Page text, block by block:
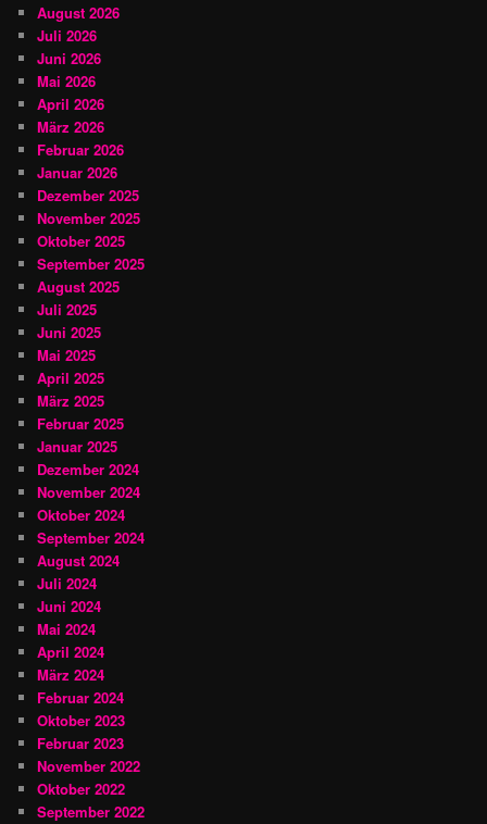
August 2026
Juli 2026
Juni 2026
Mai 2026
April 2026
März 2026
Februar 2026
Januar 2026
Dezember 2025
November 2025
Oktober 2025
September 2025
August 2025
Juli 2025
Juni 2025
Mai 2025
April 2025
März 2025
Februar 2025
Januar 2025
Dezember 2024
November 2024
Oktober 2024
September 2024
August 2024
Juli 2024
Juni 2024
Mai 2024
April 2024
März 2024
Februar 2024
Oktober 2023
Februar 2023
November 2022
Oktober 2022
September 2022